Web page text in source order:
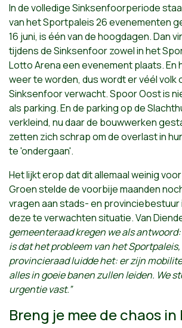
In de volledige Sinksenfoorperiode
van het Sportpaleis 26 evenementen
16 juni, is één van de hoogdagen. Dan
tijdens de Sinksenfoor zowel in het
Lotto Arena een evenement plaats. En
weer te worden, dus wordt er véél volk
Sinksenfoor verwacht. Spoor Oost is
als parking. En de parking op de
verkleind, nu daar de bouwwerken
zetten zich schrap om de overlast in
te 'ondergaan'.
Het lijkt erop dat dit allemaal weinig
Groen stelde de voorbije maanden
vragen aan stads- en provinciebestuur
deze te verwachten situatie. Van
gemeenteraad kregen we als
is dat het probleem van het Sportpaleis,
provincieraad luidde het: er zijn
alles in goeie banen zullen leiden. We
urgentie vast.”
Breng je mee de chaos in